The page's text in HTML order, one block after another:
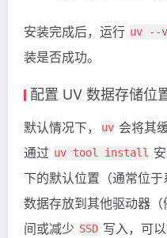
安装完成后，运行 uv --
装是否成功。
配置 UV 数据存储位
默认情况下， uv 会将其
通过 uv tool install
下的默认位置（通常位
数据存放到其他驱动器（
间或减少 SSD 写入，可